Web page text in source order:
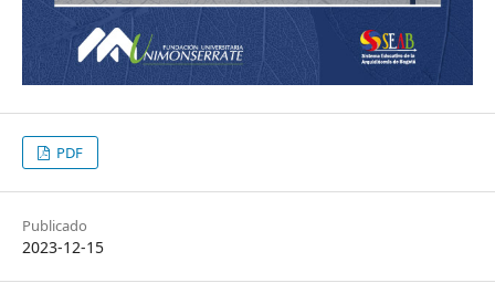
PDF
Publicado
2023-12-15